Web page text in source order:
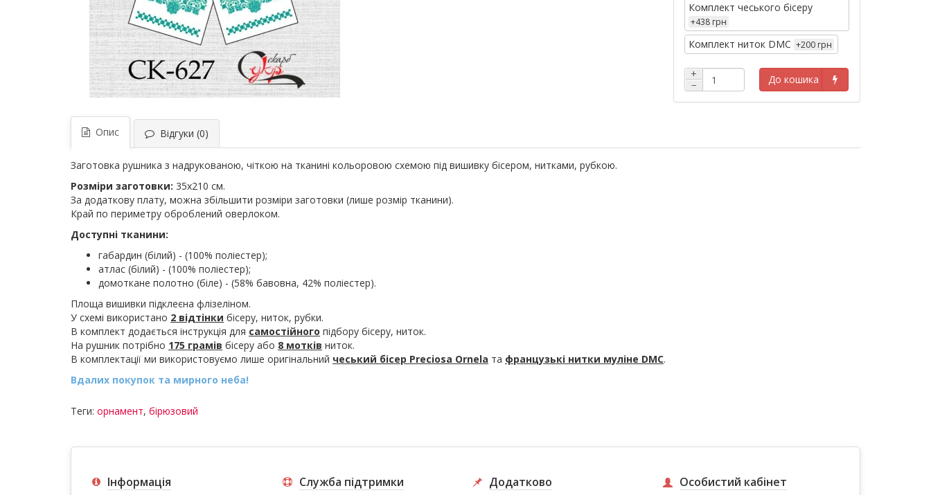
Комплект чеського бісеру
+438 грн
Комплект ниток DMC +200 грн
+
−
До кошика
Опис Відгуки (0)
Заготовка рушника з надрукованою, чіткою на тканині кольоровою схемою під вишивку бісером, нитками, рубкою.
Розміри заготовки: 35х210 см.
За додаткову плату, можна збільшити розміри заготовки (лише розмір тканини).
Край по периметру оброблений оверлоком.
Доступні тканини:
габардин (білий) - (100% поліестер);
атлас (білий) - (100% поліестер);
домоткане полотно (біле) - (58% бавовна, 42% поліестер).
Площа вишивки підклеєна флізеліном.
У схемі використано 2 відтінки бісеру, ниток, рубки.
В комплект додається інструкція для самостійного підбору бісеру, ниток.
На рушник потрібно 175 грамів бісеру або 8 мотків ниток.
В комплектації ми використовуємо лише оригінальний чеський бісер Preciosa Ornela та французькі нитки муліне DMC.
Вдалих покупок та мирного неба!
Теги: орнамент, бірюзовий
Інформація Служба підтримки Додатково Особистий кабінет